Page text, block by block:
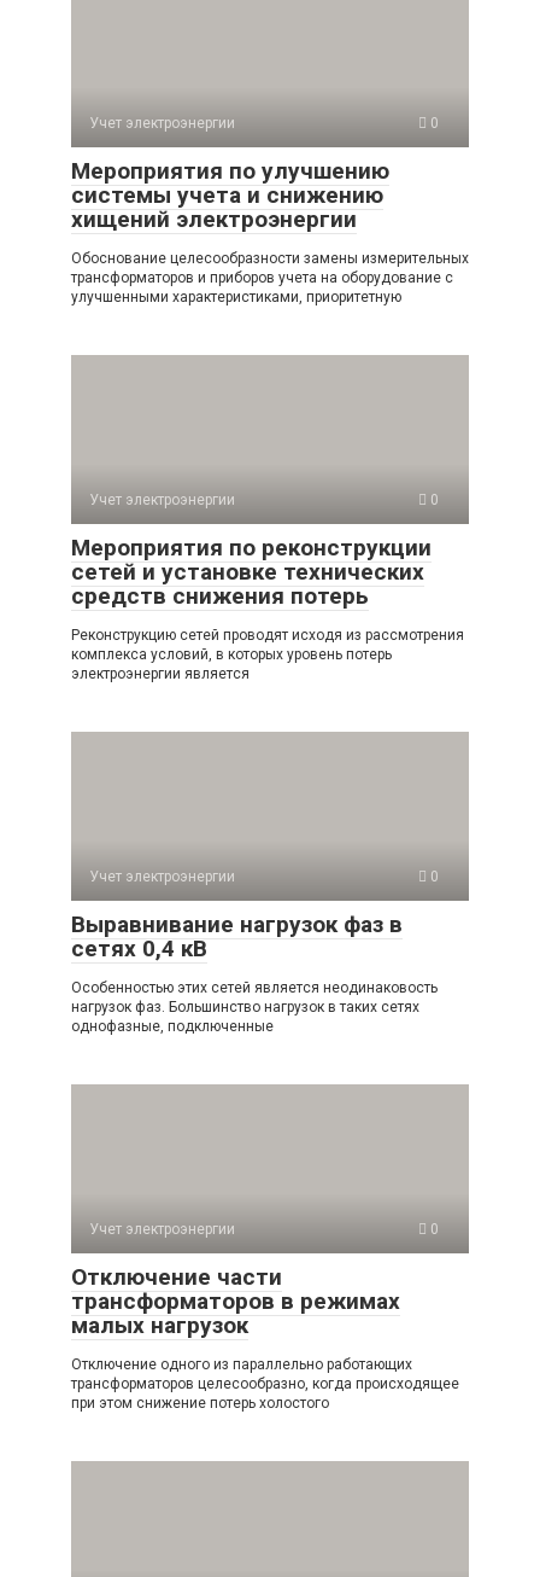
Учет электроэнергии 0
Мероприятия по улучшению
системы учета и снижению
хищений электроэнергии
Обоснование целесообразности замены измерительных
трансформаторов и приборов учета на оборудование с
улучшенными характеристиками, приоритетную
Учет электроэнергии 0
Мероприятия по реконструкции
сетей и установке технических
средств снижения потерь
Реконструкцию сетей проводят исходя из рассмотрения
комплекса условий, в которых уровень потерь
электроэнергии является
Учет электроэнергии 0
Выравнивание нагрузок фаз в
сетях 0,4 кВ
Особенностью этих сетей является неодинаковость
нагрузок фаз. Большинство нагрузок в таких сетях
однофазные, подключенные
Учет электроэнергии 0
Отключение части
трансформаторов в режимах
малых нагрузок
Отключение одного из параллельно работающих
трансформаторов целесообразно, когда происходящее
при этом снижение потерь холостого